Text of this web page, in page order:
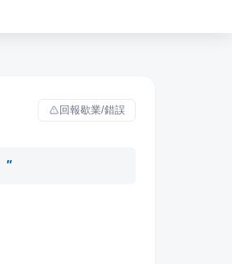
回報歇業/錯誤